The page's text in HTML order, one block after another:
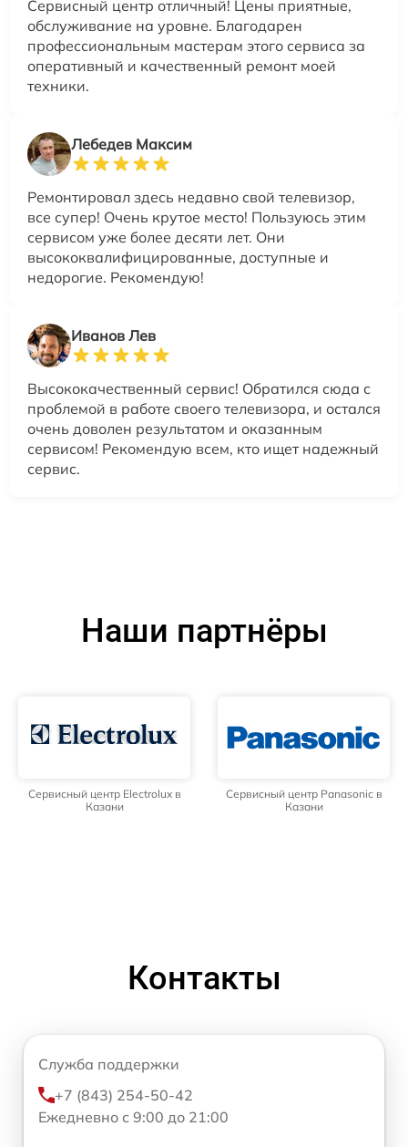
Сервисный центр отличный! Цены приятные,
обслуживание на уровне. Благодарен
профессиональным мастерам этого сервиса за
оперативный и качественный ремонт моей
техники.
Лебедев Максим
Ремонтировал здесь недавно свой телевизор,
все супер! Очень крутое место! Пользуюсь этим
сервисом уже более десяти лет. Они
высококвалифицированные, доступные и
недорогие. Рекомендую!
Иванов Лев
Высококачественный сервис! Обратился сюда с
проблемой в работе своего телевизора, и остался
очень доволен результатом и оказанным
сервисом! Рекомендую всем, кто ищет надежный
сервис.
Наши партнёры
Сервисный центр Electrolux в
Казани
Сервисный центр Panasonic в
Казани
Контакты
Служба поддержки
+7 (843) 254-50-42
Ежедневно с 9:00 до 21:00